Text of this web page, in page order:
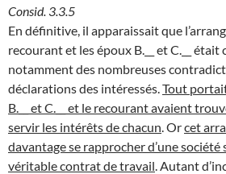
Consid. 3.3.5
En définitive, il apparaissait que
recourant et les époux B.__ et C.__
notamment des nombreuses
déclarations des intéressés. Tout
B.__ et C.__ et le recourant avaient
servir les intérêts de chacun . Orcet
davantage se rapprocher d’une société
véritable contrat de travail . Autant